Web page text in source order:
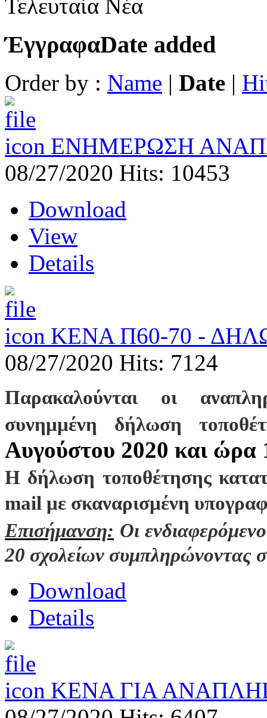
Τελευταία Νέα
ΈγγραφαDate added
Order by : Name | Date |
ΕΝΗΜΕΡΩΣΗ
08/27/2020 Hits: 10453
Download
View
Details
ΚΕΝΑ Π60-70 -
08/27/2020 Hits: 7124
Παρακαλούνται οι
συνημμένη δήλωση
Αυγούστου 2020 και ώρα
Η δήλωση τοποθέτησης
mail με σκαναρισμένη
Επισήμανση: Οι
20 σχολείων συμπληρώνοντας
Download
Details
ΚΕΝΑ ΓΙΑ